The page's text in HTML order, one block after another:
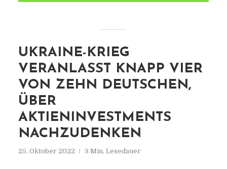
UKRAINE-KRIEG
VERANLASST KNAPP VIER
VON ZEHN DEUTSCHEN,
ÜBER
AKTIENINVESTMENTS
NACHZUDENKEN
25. Oktober 2022 3 Min. Lesedauer